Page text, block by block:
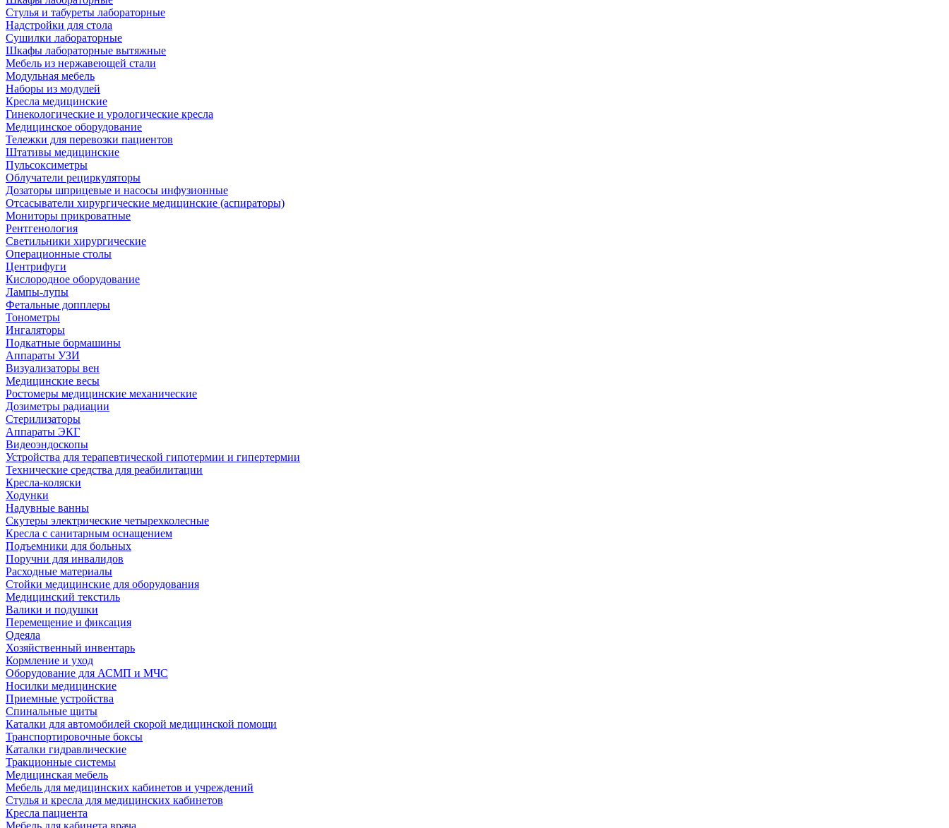
Стулья и табуреты лабораторные
Надстройки для стола
Сушилки лабораторные
Шкафы лабораторные вытяжные
Мебель из нержавеющей стали
Модульная мебель
Наборы из модулей
Кресла медицинские
Гинекологические и урологические кресла
Медицинское оборудование
Тележки для перевозки пациентов
Штативы медицинские
Пульсоксиметры
Облучатели рециркуляторы
Дозаторы шприцевые и насосы инфузионные
Отсасыватели хирургические медицинские (аспираторы)
Мониторы прикроватные
Рентгенология
Светильники хирургические
Операционные столы
Центрифуги
Кислородное оборудование
Лампы-лупы
Фетальные допплеры
Тонометры
Ингаляторы
Подкатные бормашины
Аппараты УЗИ
Визуализаторы вен
Медицинские весы
Ростомеры медицинские механические
Дозиметры радиации
Стерилизаторы
Аппараты ЭКГ
Видеоэндоскопы
Устройства для терапевтической гипотермии и гипертермии
Технические средства для реабилитации
Кресла-коляски
Ходунки
Надувные ванны
Скутеры электрические четырехколесные
Кресла с санитарным оснащением
Подъемники для больных
Поручни для инвалидов
Расходные материалы
Стойки медицинские для оборудования
Медицинский текстиль
Валики и подушки
Перемещение и фиксация
Одеяла
Хозяйственный инвентарь
Кормление и уход
Оборудование для АСМП и МЧС
Носилки медицинские
Приемные устройства
Спинальные щиты
Каталки для автомобилей скорой медицинской помощи
Транспортировочные боксы
Каталки гидравлические
Тракционные системы
Медицинская мебель
Мебель для медицинских кабинетов и учреждений
Стулья и кресла для медицинских кабинетов
Кресла пациента
Мебель для кабинета врача